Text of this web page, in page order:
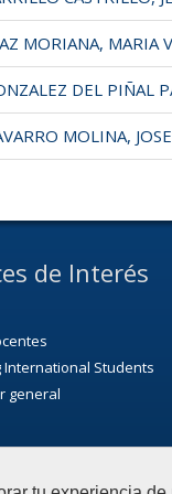
MORIANA, MARIA
DEL PIÑAL
MOLINA,
de Interés
International Students
general